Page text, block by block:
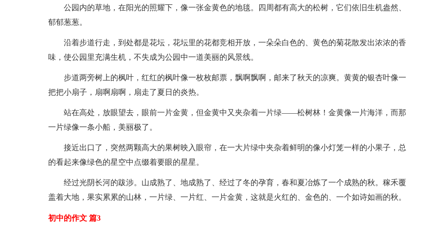
公园内的草地，在阳光的照耀下，像一张金黄色的地毯。四周都有高大的松树，它们依旧生机盎然、
郁郁葱葱。
沿着步道行走，到处都是花坛，花坛里的花都竞相开放，一朵朵白色的、黄色的菊花散发出浓浓的香
味，使公园里充满生机，不失成为公园中一道美丽的风景线。
步道两旁树上的枫叶，红红的枫叶像一枚枚邮票，飘啊飘啊，邮来了秋天的凉爽。黄黄的银杏叶像一
把把小扇子，扇啊扇啊，扇走了夏日的炎热。
站在高处，放眼望去，眼前一片金黄，但金黄中又夹杂着一片绿——松树林！金黄像一片海洋，而那
一片绿像一条小船，美丽极了。
接近出口了，突然两颗高大的果树映入眼帘，在一大片绿中夹杂着鲜明的像小灯笼一样的小果子，总
的看起来像绿色的星空中点缀着要眼的星星。
经过光阴长河的跋涉。山成熟了、地成熟了、经过了冬的孕育，春和夏冶炼了一个成熟的秋。稼禾覆
盖着大地，果实累累的山林，一片绿、一片红、一片金黄，这就是火红的、金色的、一个如诗如画的秋。
初中的作文 篇3